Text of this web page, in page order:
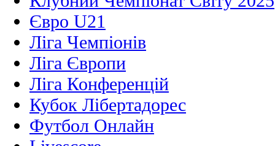
Євро U21
Ліга Чемпіонів
Ліга Європи
Ліга Конференцій
Кубок Лібертадорес
Футбол Онлайн